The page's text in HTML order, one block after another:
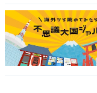
※回答者からのコ
※記事内容は執筆